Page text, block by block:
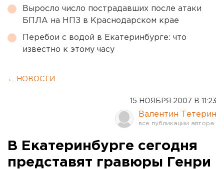
Выросло число пострадавших после атаки
БПЛА на НПЗ в Краснодарском крае
Перебои с водой в Екатеринбурге: что
известно к этому часу
← НОВОСТИ
15 НОЯБРЯ 2007 В 11:23
Валентин Тетерин
В Екатеринбурге сегодня
представят гравюры Генри